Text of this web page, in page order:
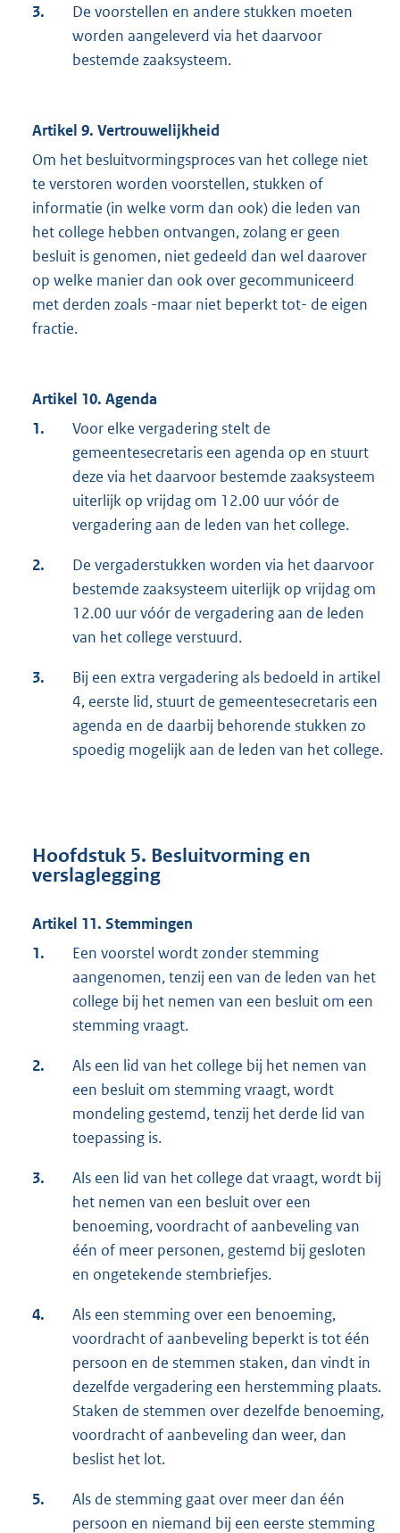
3.
De voorstellen en andere stukken moeten
worden aangeleverd via het daarvoor
bestemde zaaksysteem.
Artikel 9. Vertrouwelijkheid
Om het besluitvormingsproces van het college niet
te verstoren worden voorstellen, stukken of
informatie (in welke vorm dan ook) die leden van
het college hebben ontvangen, zolang er geen
besluit is genomen, niet gedeeld dan wel daarover
op welke manier dan ook over gecommuniceerd
met derden zoals -maar niet beperkt tot- de eigen
fractie.
Artikel 10. Agenda
1.
Voor elke vergadering stelt de
gemeentesecretaris een agenda op en stuurt
deze via het daarvoor bestemde zaaksysteem
uiterlijk op vrijdag om 12.00 uur vóór de
vergadering aan de leden van het college.
2.
De vergaderstukken worden via het daarvoor
bestemde zaaksysteem uiterlijk op vrijdag om
12.00 uur vóór de vergadering aan de leden
van het college verstuurd.
3.
Bij een extra vergadering als bedoeld in artikel
4, eerste lid, stuurt de gemeentesecretaris een
agenda en de daarbij behorende stukken zo
spoedig mogelijk aan de leden van het college.
Hoofdstuk 5. Besluitvorming en
verslaglegging
Artikel 11. Stemmingen
1.
Een voorstel wordt zonder stemming
aangenomen, tenzij een van de leden van het
college bij het nemen van een besluit om een
stemming vraagt.
2.
Als een lid van het college bij het nemen van
een besluit om stemming vraagt, wordt
mondeling gestemd, tenzij het derde lid van
toepassing is.
3.
Als een lid van het college dat vraagt, wordt bij
het nemen van een besluit over een
benoeming, voordracht of aanbeveling van
één of meer personen, gestemd bij gesloten
en ongetekende stembriefjes.
4.
Als een stemming over een benoeming,
voordracht of aanbeveling beperkt is tot één
persoon en de stemmen staken, dan vindt in
dezelfde vergadering een herstemming plaats.
Staken de stemmen over dezelfde benoeming,
voordracht of aanbeveling dan weer, dan
beslist het lot.
5.
Als de stemming gaat over meer dan één
persoon en niemand bij een eerste stemming